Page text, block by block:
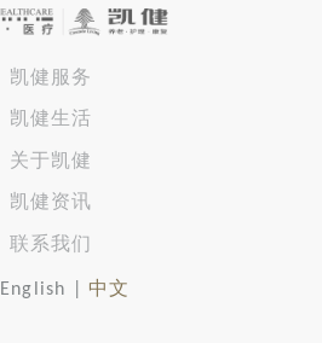
凯健服务
凯健生活
关于凯健
凯健资讯
联系我们
English 中文